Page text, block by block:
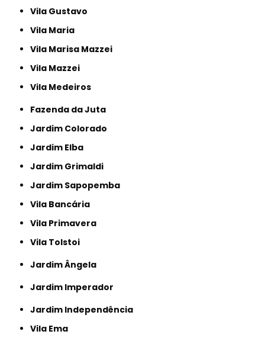
Vila Gustavo
Vila Maria
Vila Marisa Mazzei
Vila Mazzei
Vila Medeiros
Fazenda da Juta
Jardim Colorado
Jardim Elba
Jardim Grimaldi
Jardim Sapopemba
Vila Bancária
Vila Primavera
Vila Tolstoi
Jardim Ângela
Jardim Imperador
Jardim Independência
Vila Ema